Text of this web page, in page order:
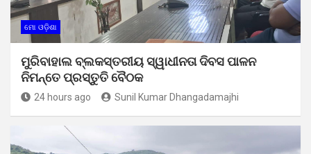
ମୋ ଓଡ଼ିଶା
ମୁରିବାହାଲ ବ୍ଲକସ୍ତରୀୟ ସ୍ୱାଧୀନତା ଦିବସ ପାଳନ
ନିମନ୍ତେ ପ୍ରସ୍ତୁତି ବୈଠକ
24 hours ago Sunil Kumar Dhangadamajhi